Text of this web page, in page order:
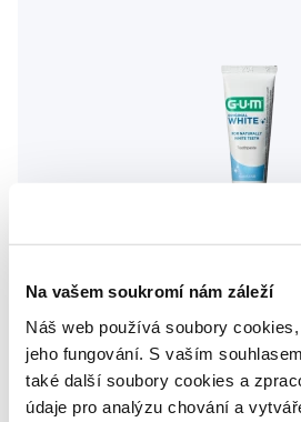
Na vašem soukromí nám záleží
Náš web používá soubory
jeho fungování. S vaším
také další soubory cookies a
údaje pro analýzu chování a
GUM OriginalWhite bělicí zubní pasta,